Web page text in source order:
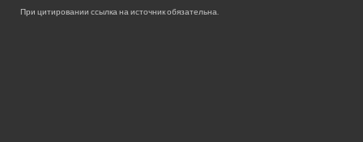
При цитировании ссылка на источник обязательна.